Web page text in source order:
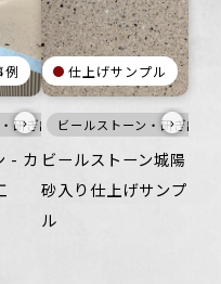
壁 床 家具・什器
例
研ぎ出し仕上げ 暖色 家具・
›
- カ
仕上げサンプル
ビールストーン・研ぎ出し
›
ビールストーン城陽
砂入り仕上げサンプ
ル